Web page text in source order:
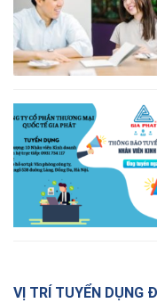
VỊ TRÍ TUYỂN DỤNG